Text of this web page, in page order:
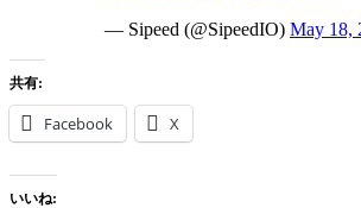
— Sipeed (@SipeedIO) May 18,
共有:
Facebook X
いいね: